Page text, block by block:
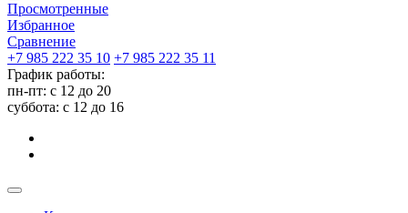
Просмотренные
Избранное
Сравнение
+7 985 222 35 10 +7 985 222 35 11
График работы:
пн-пт: с 12 до 20
суббота: c 12 до 16